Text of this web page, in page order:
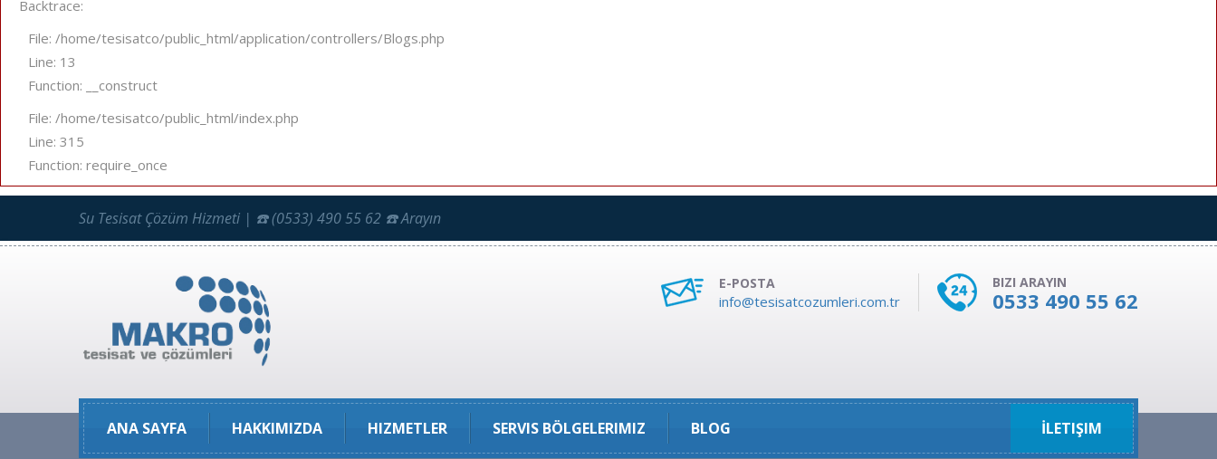
Backtrace:
File: /home/tesisatco/public_html/application/controllers/Blogs.php
Line: 13
Function: __construct
File: /home/tesisatco/public_html/index.php
Line: 315
Function: require_once
Su Tesisat Çözüm Hizmeti | ☎️ (0533) 490 55 62 ☎️ Arayın
E-POSTA
info@tesisatcozumleri.com.tr
BIZI ARAYIN
0533 490 55 62
ANA SAYFA HAKKIMIZDA HIZMETLER SERVIS BÖLGELERIMIZ BLOG İLETIŞIM